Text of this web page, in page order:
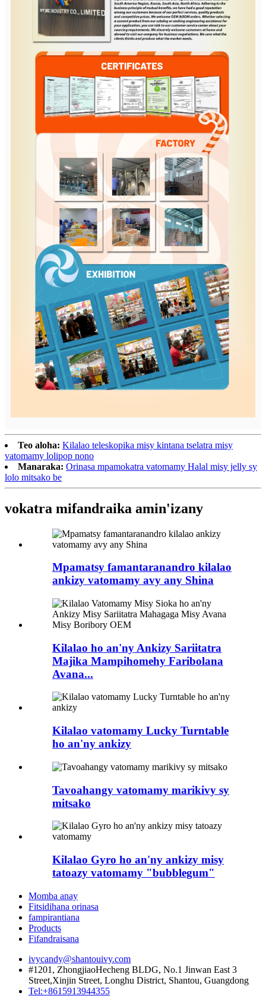
Teo aloha: Kilalao teleskopika misy kintana tselatra misy
vatomamy lolipop nono
Manaraka: Orinasa mpamokatra vatomamy Halal misy jelly sy
lolo mitsako be
vokatra mifandraika amin'izany
Mpamatsy famantaranandro kilalao
ankizy vatomamy avy any Shina
Kilalao ho an'ny Ankizy Sariitatra
Majika Mampihomehy Faribolana
Avana...
Kilalao vatomamy Lucky Turntable
ho an'ny ankizy
Tavoahangy vatomamy marikivy sy
mitsako
Kilalao Gyro ho an'ny ankizy misy
tatoazy vatomamy "bubblegum"
Momba anay
Fitsidihana orinasa
fampirantiana
Products
Fifandraisana
ivycandy@shantouivy.com
#1201, ZhongjiaoHecheng BLDG, No.1 Jinwan East 3
Street,Xinjin Street, Longhu District, Shantou, Guangdong
Tel:+8615913944355